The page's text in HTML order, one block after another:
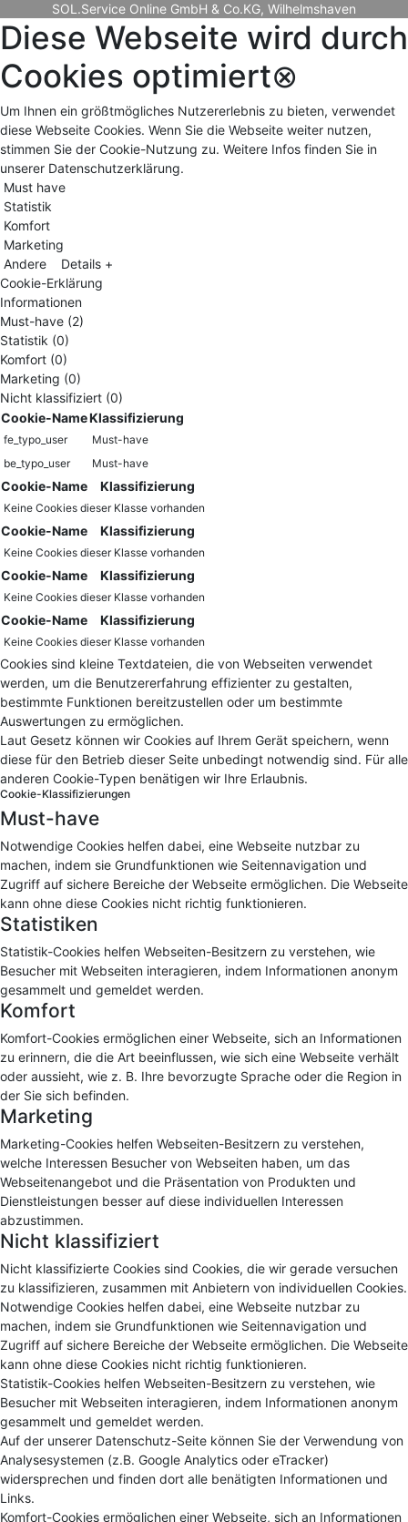
SOL.Service Online GmbH & Co.KG, Wilhelmshaven
Diese Webseite wird durch
Cookies optimiert⊗
Um Ihnen ein größtmögliches Nutzererlebnis zu bieten, verwendet
diese Webseite Cookies. Wenn Sie die Webseite weiter nutzen,
stimmen Sie der Cookie-Nutzung zu. Weitere Infos finden Sie in
unserer Datenschutzerklärung.
Must have
Statistik
Komfort
Marketing
Andere
Details +
Cookie-Erklärung
Informationen
Must-have (2)
Statistik (0)
Komfort (0)
Marketing (0)
Nicht klassifiziert (0)
Cookie-NameKlassifizierung
fe_typo_user
Must-have
be_typo_user
Must-have
Cookie-Name Klassifizierung
Keine Cookies dieser Klasse vorhanden
Cookie-Name Klassifizierung
Keine Cookies dieser Klasse vorhanden
Cookie-Name Klassifizierung
Keine Cookies dieser Klasse vorhanden
Cookie-Name Klassifizierung
Keine Cookies dieser Klasse vorhanden
Cookies sind kleine Textdateien, die von Webseiten verwendet
werden, um die Benutzererfahrung effizienter zu gestalten,
bestimmte Funktionen bereitzustellen oder um bestimmte
Auswertungen zu ermöglichen.
Laut Gesetz können wir Cookies auf Ihrem Gerät speichern, wenn
diese für den Betrieb dieser Seite unbedingt notwendig sind. Für alle
anderen Cookie-Typen benätigen wir Ihre Erlaubnis.
Cookie-Klassifizierungen
Must-have
Notwendige Cookies helfen dabei, eine Webseite nutzbar zu
machen, indem sie Grundfunktionen wie Seitennavigation und
Zugriff auf sichere Bereiche der Webseite ermöglichen. Die Webseite
kann ohne diese Cookies nicht richtig funktionieren.
Statistiken
Statistik-Cookies helfen Webseiten-Besitzern zu verstehen, wie
Besucher mit Webseiten interagieren, indem Informationen anonym
gesammelt und gemeldet werden.
Komfort
Komfort-Cookies ermöglichen einer Webseite, sich an Informationen
zu erinnern, die die Art beeinflussen, wie sich eine Webseite verhält
oder aussieht, wie z. B. Ihre bevorzugte Sprache oder die Region in
der Sie sich befinden.
Marketing
Marketing-Cookies helfen Webseiten-Besitzern zu verstehen,
welche Interessen Besucher von Webseiten haben, um das
Webseitenangebot und die Präsentation von Produkten und
Dienstleistungen besser auf diese individuellen Interessen
abzustimmen.
Nicht klassifiziert
Nicht klassifizierte Cookies sind Cookies, die wir gerade versuchen
zu klassifizieren, zusammen mit Anbietern von individuellen Cookies.
Notwendige Cookies helfen dabei, eine Webseite nutzbar zu
machen, indem sie Grundfunktionen wie Seitennavigation und
Zugriff auf sichere Bereiche der Webseite ermöglichen. Die Webseite
kann ohne diese Cookies nicht richtig funktionieren.
Statistik-Cookies helfen Webseiten-Besitzern zu verstehen, wie
Besucher mit Webseiten interagieren, indem Informationen anonym
gesammelt und gemeldet werden.
Auf der unserer Datenschutz-Seite können Sie der Verwendung von
Analysesystemen (z.B. Google Analytics oder eTracker)
widersprechen und finden dort alle benätigten Informationen und
Links.
Komfort-Cookies ermöglichen einer Webseite, sich an Informationen